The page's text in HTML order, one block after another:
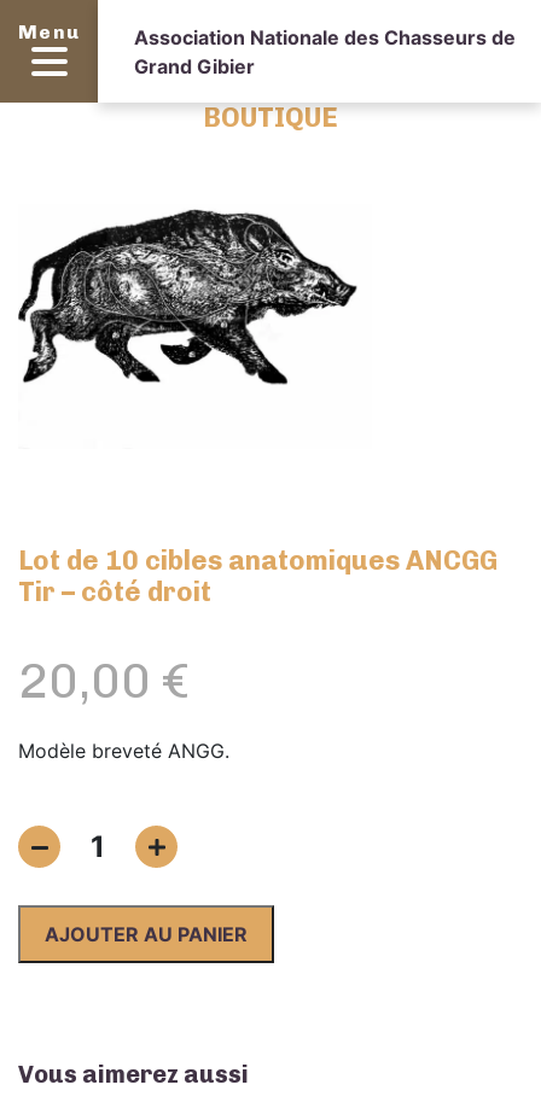
Menu
Association Nationale des Chasseurs de
Grand Gibier
BOUTIQUE
Lot de 10 cibles anatomiques ANCGG
Tir – côté droit
20,00 €
Modèle breveté ANGG.
quantité
de
Tir
1
AJOUTER AU PANIER
Vous aimerez aussi